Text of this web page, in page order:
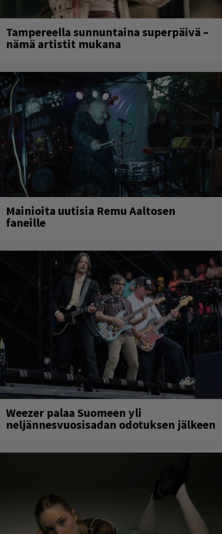
Tampereella sunnuntaina superpäivä –
nämä artistit mukana
Mainioita uutisia Remu Aaltosen
faneille
Weezer palaa Suomeen yli
neljännesvuosisadan odotuksen jälkeen